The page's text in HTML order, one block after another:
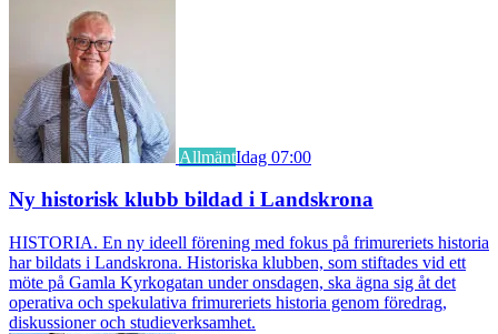
AllmäntIdag 07:00
Ny historisk klubb bildad i Landskrona
HISTORIA. En ny ideell förening med fokus på frimureriets historia
har bildats i Landskrona. Historiska klubben, som stiftades vid ett
möte på Gamla Kyrkogatan under onsdagen, ska ägna sig åt det
operativa och spekulativa frimureriets historia genom föredrag,
diskussioner och studieverksamhet.